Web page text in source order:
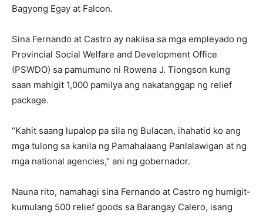
Bagyong Egay at Falcon.
Sina Fernando at Castro ay nakiisa sa mga empleyado ng
Provincial Social Welfare and Development Office
(PSWDO) sa pamumuno ni Rowena J. Tiongson kung
saan mahigit 1,000 pamilya ang nakatanggap ng relief
package.
“Kahit saang lupalop pa sila ng Bulacan, ihahatid ko ang
mga tulong sa kanila ng Pamahalaang Panlalawigan at ng
mga national agencies,” ani ng gobernador.
Nauna rito, namahagi sina Fernando at Castro ng humigit-
kumulang 500 relief goods sa Barangay Calero, isang